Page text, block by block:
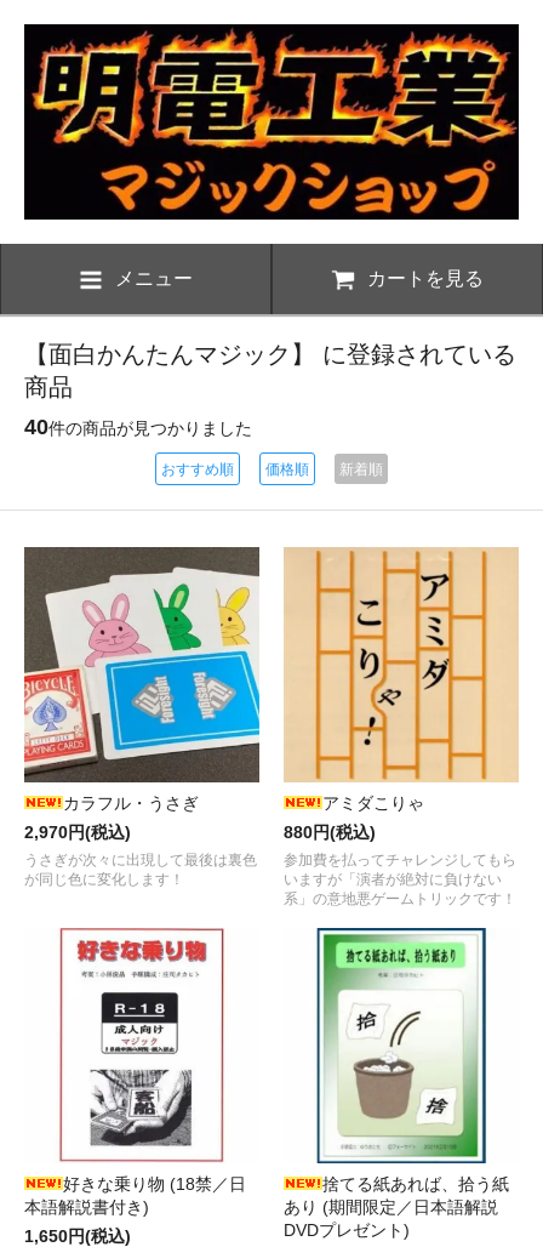
メニュー カートを見る
【面白かんたんマジック】 に登録されている
商品
40件の商品が見つかりました
おすすめ順 価格順 新着順
カラフル・うさぎ
2,970円(税込)
うさぎが次々に出現して最後は裏色
が同じ色に変化します！
アミダこりゃ
880円(税込)
参加費を払ってチャレンジしてもら
いますが「演者が絶対に負けない
系」の意地悪ゲームトリックです！
好きな乗り物 (18禁／日
本語解説書付き)
1,650円(税込)
捨てる紙あれば、拾う紙
あり (期間限定／日本語解説
DVDプレゼント)